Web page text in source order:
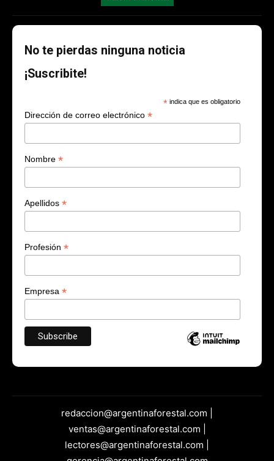
No te pierdas ninguna noticia
¡Suscribite!
* indica que es obligatorio
Dirección de correo electrónico *
Nombre *
Apellidos *
Profesión *
Empresa *
redaccion@argentinaforestal.com |
ventas@argentinaforestal.com |
lectores@argentinaforestal.com |